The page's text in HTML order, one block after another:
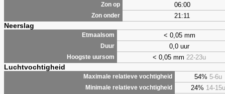
Zon op 06:00
Zon onder 21:11
Neerslag
Etmaalsom < 0,05 mm
Duur 0,0 uur
Hoogste uursom < 0,05 mm 22-23u
Luchtvochtigheid
Maximale relatieve vochtigheid 54% 5-6u
Minimale relatieve vochtigheid 24% 14-15u